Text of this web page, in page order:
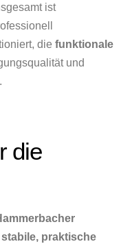
ist
diefunktionale
und
die
stabile, praktische